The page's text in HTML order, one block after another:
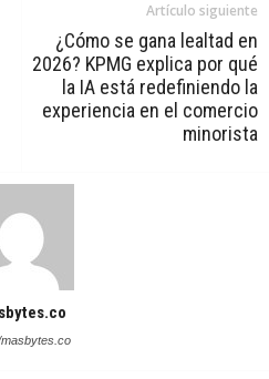
Artículo siguiente
¿Cómo se gana lealtad en
2026? KPMG explica por qué
la IA está redefiniendo la
experiencia en el comercio
minorista